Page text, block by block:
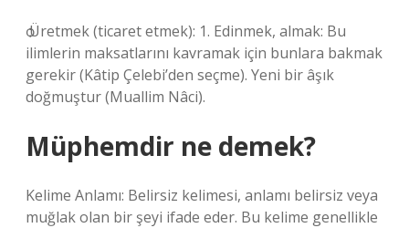
ѻ Üretmek (ticaret etmek): 1. Edinmek, almak: Bu
ilimlerin maksatlarını kavramak için bunlara bakmak
gerekir (Kâtip Çelebi’den seçme). Yeni bir âşık
doğmuştur (Muallim Nâci).
Müphemdir ne demek?
Kelime Anlamı: Belirsiz kelimesi, anlamı belirsiz veya
muğlak olan bir şeyi ifade eder. Bu kelime genellikle